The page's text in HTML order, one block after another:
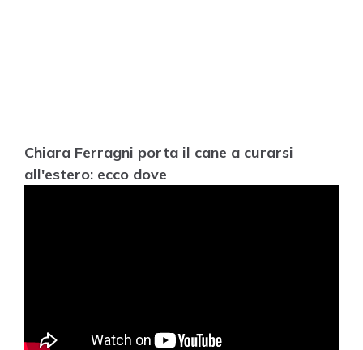
Chiara Ferragni porta il cane a curarsi
all'estero: ecco dove